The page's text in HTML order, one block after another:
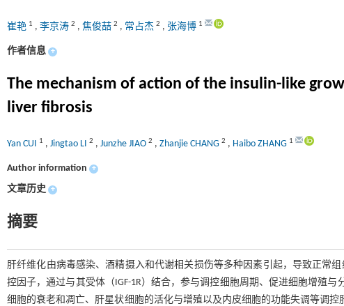
崔艳 1 , 李京涛 2 , 焦俊喆 2 , 常占杰 2 , 张海博 1
作者信息 +
The mechanism of action of the insulin-like
liver fibrosis
Yan CUI 1 , Jingtao LI 2 , Junzhe JIAO 2 , Zhanjie CHANG 2 , Haibo ZHANG 1
Author information +
文章历史 +
摘要
肝纤维化由病毒感染、酒精摄入和代谢相关损伤等多种因素引起，导致正常
控因子，通过与其受体（IGF-1R）结合，参与调控细胞周期、促进细胞增殖
细胞的衰老和凋亡、肝星状细胞的活化与增殖以及内皮细胞的功能失调等调控